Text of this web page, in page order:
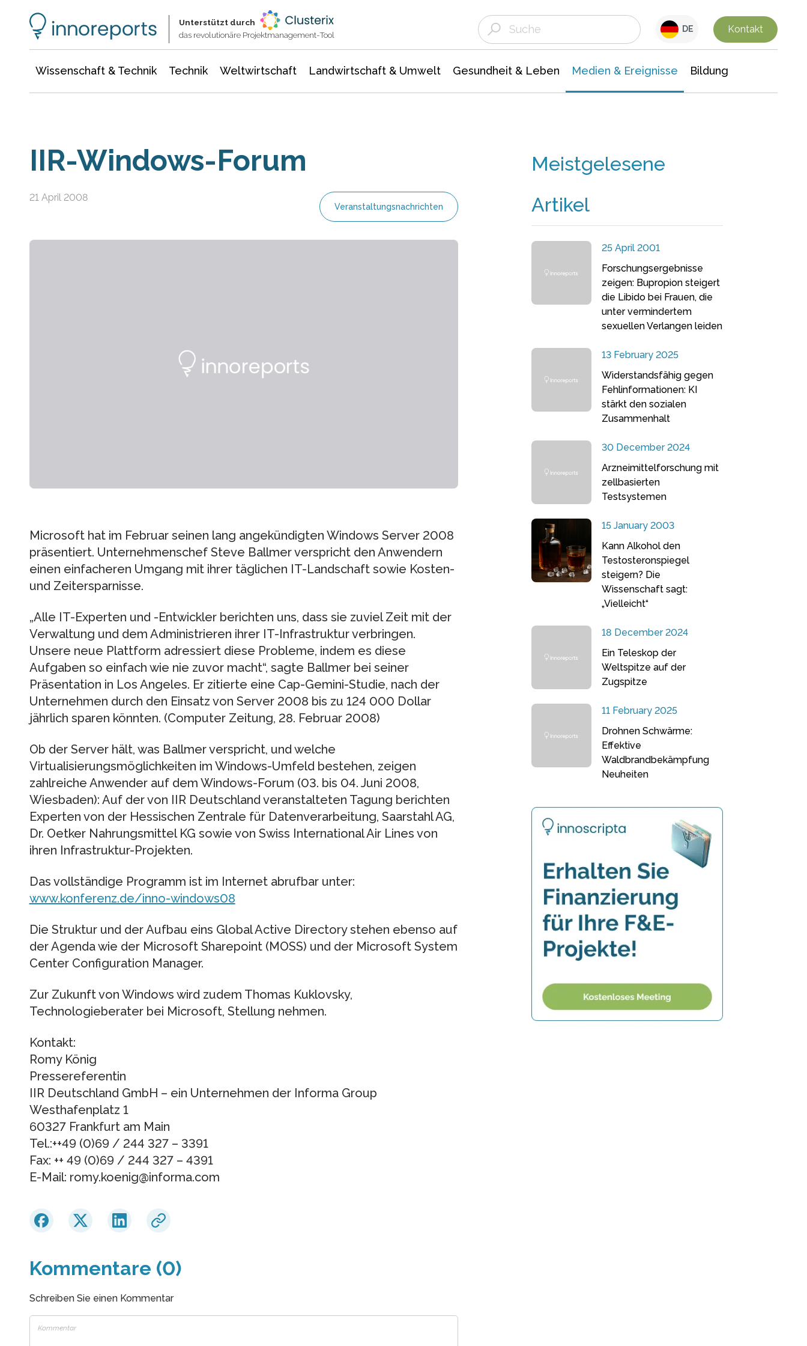
Unterstützt durch
das revolutionäre Projektmanagement-Tool
DE Kontakt
Wissenschaft & Technik Technik Weltwirtschaft Landwirtschaft & Umwelt Gesundheit & Leben Medien & Ereignisse Bildung
IIR-Windows-Forum
21 April 2008
Veranstaltungsnachrichten
Microsoft hat im Februar seinen lang angekündigten Windows Server 2008
präsentiert. Unternehmenschef Steve Ballmer verspricht den Anwendern
einen einfacheren Umgang mit ihrer täglichen IT-Landschaft sowie Kosten-
und Zeitersparnisse.
„Alle IT-Experten und -Entwickler berichten uns, dass sie zuviel Zeit mit der
Verwaltung und dem Administrieren ihrer IT-Infrastruktur verbringen.
Unsere neue Plattform adressiert diese Probleme, indem es diese
Aufgaben so einfach wie nie zuvor macht“, sagte Ballmer bei seiner
Präsentation in Los Angeles. Er zitierte eine Cap-Gemini-Studie, nach der
Unternehmen durch den Einsatz von Server 2008 bis zu 124 000 Dollar
jährlich sparen könnten. (Computer Zeitung, 28. Februar 2008)
Ob der Server hält, was Ballmer verspricht, und welche
Virtualisierungsmöglichkeiten im Windows-Umfeld bestehen, zeigen
zahlreiche Anwender auf dem Windows-Forum (03. bis 04. Juni 2008,
Wiesbaden): Auf der von IIR Deutschland veranstalteten Tagung berichten
Experten von der Hessischen Zentrale für Datenverarbeitung, Saarstahl AG,
Dr. Oetker Nahrungsmittel KG sowie von Swiss International Air Lines von
ihren Infrastruktur-Projekten.
Das vollständige Programm ist im Internet abrufbar unter:
www.konferenz.de/inno-windows08
Die Struktur und der Aufbau eins Global Active Directory stehen ebenso auf
der Agenda wie der Microsoft Sharepoint (MOSS) und der Microsoft System
Center Configuration Manager.
Zur Zukunft von Windows wird zudem Thomas Kuklovsky,
Technologieberater bei Microsoft, Stellung nehmen.
Kontakt:
Romy König
Pressereferentin
IIR Deutschland GmbH – ein Unternehmen der Informa Group
Westhafenplatz 1
60327 Frankfurt am Main
Tel.:++49 (0)69 / 244 327 – 3391
Fax: ++ 49 (0)69 / 244 327 – 4391
E-Mail: romy.koenig@informa.com
Kommentare (0)
Schreiben Sie einen Kommentar
Meistgelesene
Artikel
25 April 2001
Forschungsergebnisse
zeigen: Bupropion steigert
die Libido bei Frauen, die
unter vermindertem
sexuellen Verlangen leiden
13 February 2025
Widerstandsfähig gegen
Fehlinformationen: KI
stärkt den sozialen
Zusammenhalt
30 December 2024
Arzneimittelforschung mit
zellbasierten
Testsystemen
15 January 2003
Kann Alkohol den
Testosteronspiegel
steigern? Die
Wissenschaft sagt:
„Vielleicht“
18 December 2024
Ein Teleskop der
Weltspitze auf der
Zugspitze
11 February 2025
Drohnen Schwärme:
Effektive
Waldbrandbekämpfung
Neuheiten